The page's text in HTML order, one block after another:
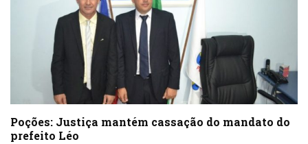
Poções: Justiça mantém cassação do mandato do
prefeito Léo